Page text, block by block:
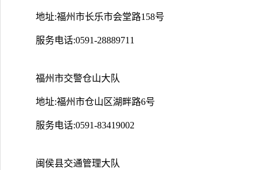
地址:福州市长乐市会堂路158号
服务电话:0591-28889711
福州市交警仓山大队
地址:福州市仓山区湖畔路6号
服务电话:0591-83419002
闽侯县交通管理大队